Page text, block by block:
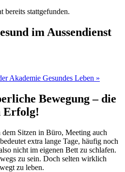
bereits stattgefunden.
im Aussendienst
Akademie Gesundes Leben »
Bewegung – die
Erfolg!
dem Sitzen in Büro, Meeting auch
extra lange Tage, häufig noch
nicht im eigenen Bett zu schlafen.
zu sein. Doch selten wirklich
zu leben.